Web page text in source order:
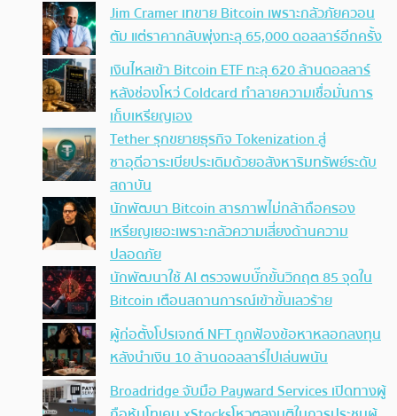
Jim Cramer เทขาย Bitcoin เพราะกลัวภัยควอน
ตัม แต่ราคากลับพุ่งทะลุ 65,000 ดอลลาร์อีกครั้ง
เงินไหลเข้า Bitcoin ETF ทะลุ 620 ล้านดอลลาร์
หลังช่องโหว่ Coldcard ทำลายความเชื่อมั่นการ
เก็บเหรียญเอง
Tether รุกขยายธุรกิจ Tokenization สู่
ซาอุดีอาระเบียประเดิมด้วยอสังหาริมทรัพย์ระดับ
สถาบัน
นักพัฒนา Bitcoin สารภาพไม่กล้าถือครอง
เหรียญเยอะเพราะกลัวความเสี่ยงด้านความ
ปลอดภัย
นักพัฒนาใช้ AI ตรวจพบบั๊กขั้นวิกฤต 85 จุดใน
Bitcoin เตือนสถานการณ์เข้าขั้นเลวร้าย
ผู้ก่อตั้งโปรเจกต์ NFT ถูกฟ้องข้อหาหลอกลงทุน
หลังนำเงิน 10 ล้านดอลลาร์ไปเล่นพนัน
Broadridge จับมือ Payward Services เปิดทางผู้